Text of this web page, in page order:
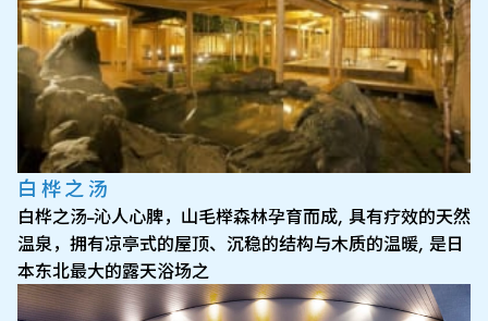
白桦之汤
白桦之汤--沁人心脾，山毛榉森林孕育而成, 具有疗效的天然
温泉，拥有凉亭式的屋顶、沉稳的结构与木质的温暖, 是日
本东北最大的露天浴场之